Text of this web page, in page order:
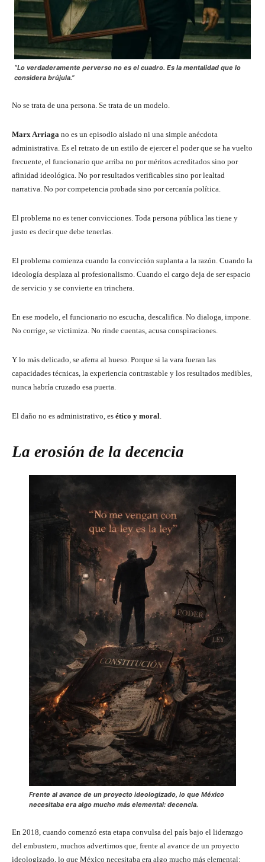
“Lo verdaderamente perverso no es el cuadro. Es la mentalidad que lo
considera brújula.”
No se trata de una persona. Se trata de un modelo.
Marx Arriaga no es un episodio aislado ni una simple anécdota
administrativa. Es el retrato de un estilo de ejercer el poder que se ha vuelto
frecuente, el funcionario que arriba no por méritos acreditados sino por
afinidad ideológica. No por resultados verificables sino por lealtad
narrativa. No por competencia probada sino por cercanía política.
El problema no es tener convicciones. Toda persona pública las tiene y
justo es decir que debe tenerlas.
El problema comienza cuando la convicción suplanta a la razón. Cuando la
ideología desplaza al profesionalismo. Cuando el cargo deja de ser espacio
de servicio y se convierte en trinchera.
En ese modelo, el funcionario no escucha, descalifica. No dialoga, impone.
No corrige, se victimiza. No rinde cuentas, acusa conspiraciones.
Y lo más delicado, se aferra al hueso. Porque si la vara fueran las
capacidades técnicas, la experiencia contrastable y los resultados medibles,
nunca habría cruzado esa puerta.
El daño no es administrativo, es ético y moral
La erosión de la decencia
Frente al avance de un proyecto ideologizado, lo que México
necesitaba era algo mucho más elemental: decencia.
En 2018, cuando comenzó esta etapa convulsa del país bajo el liderazgo
del embustero, muchos advertimos que, frente al avance de un proyecto
ideologizado, lo que México necesitaba era algo mucho más elemental: